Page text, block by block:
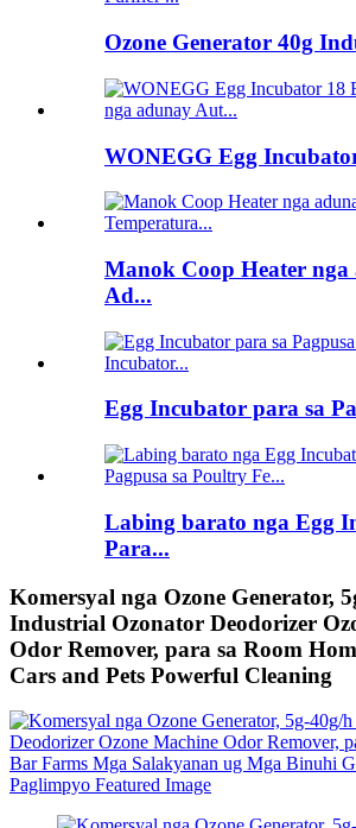
Ozone Generator 40g
WONEGG Egg
Manok Coop Heater nga
Ad...
Egg Incubator para sa
Labing barato nga Egg
Para...
Komersyal nga Ozone Generator,
Industrial Ozonator Deodorizer
Odor Remover, para sa Room
Cars and Pets Powerful Cleaning